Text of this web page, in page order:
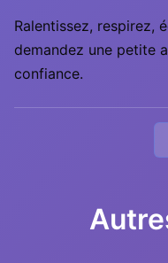
Ralentissez, respirez,
demandez une petite
confiance.